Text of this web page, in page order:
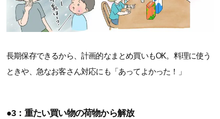
長期保存できるから、計画的なまとめ買いもOK。料理に使う
ときや、急なお客さん対応にも「あってよかった！」
●3：重たい買い物の荷物から解放